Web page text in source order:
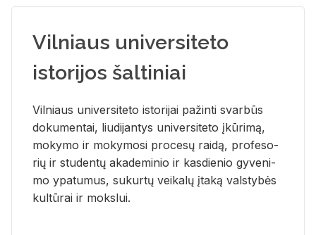
Vilniaus universiteto
istorijos šaltiniai
Vil­niaus uni­ver­si­te­to is­to­ri­jai pa­žin­ti svar­būs
do­ku­men­tai, liu­di­jan­tys uni­ver­si­te­to įkū­ri­mą,
mo­ky­mo ir mo­ky­mo­si pro­ce­sų rai­dą, pro­fe­so­
rių ir stu­den­tų aka­de­mi­nio ir kas­die­nio gy­ve­ni­
mo ypa­tu­mus, su­kur­tų vei­ka­lų įta­ką vals­ty­bės
kul­tū­rai ir moks­lui.